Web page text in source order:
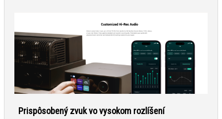
Prispôsobený zvuk vo vysokom rozlíšení